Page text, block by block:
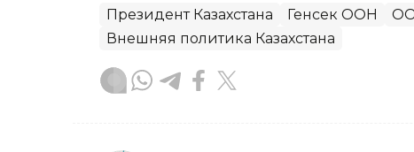
Президент Казахстана Генсек ООН
Внешняя политика Казахстана